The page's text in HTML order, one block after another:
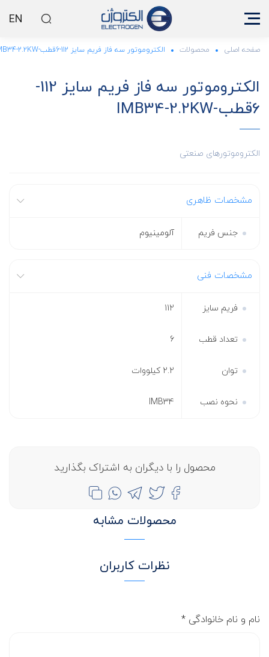
EN
صفحه اصلی محصولات الکتروموتور سه فاز فریم سایز 112-6قطب-IMB34-2.2KW
الکتروموتور سه فاز فریم سایز 112-
6قطب-IMB34-2.2KW
الکتروموتورهای صنعتی
مشخصات ظاهری
جنس فریم آلومینیوم
مشخصات فنی
فریم سایز 112
تعداد قطب 6
توان 2.2 کیلووات
نحوه نصب IMB34
محصول را با دیگران به اشتراک بگذارید
محصولات مشابه
نظرات کاربران
نام و نام خانوادگی *